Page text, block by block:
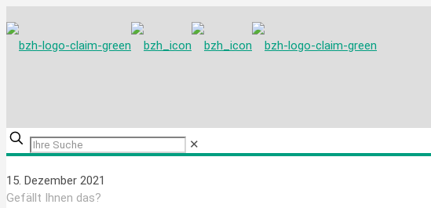
✕
15. Dezember 2021
Gefällt Ihnen das?